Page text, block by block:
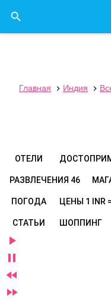

Главная  Индия 
ОТЕЛИ
РАЗВЛЕЧЕНИЯ 46
ПОГОДА ЦЕНЫ 1 INR
СТАТЬИ ШОППИНГ



